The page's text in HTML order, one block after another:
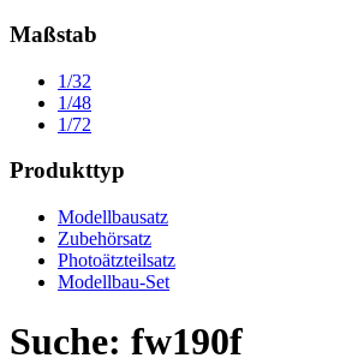
Maßstab
1/32
1/48
1/72
Produkttyp
Modellbausatz
Zubehörsatz
Photoätzteilsatz
Modellbau-Set
Suche: fw190f